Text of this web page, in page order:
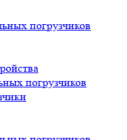
погрузчиков
погрузчиков